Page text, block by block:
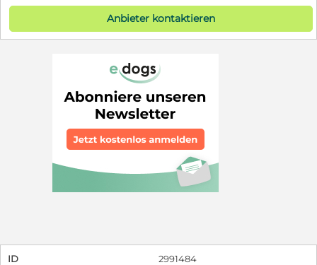
Anbieter kontaktieren
ID
2991484